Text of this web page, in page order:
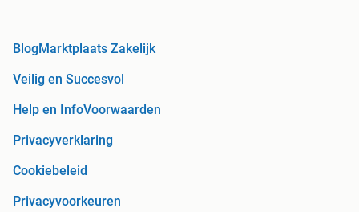
Blog Marktplaats Zakelijk
Veilig en Succesvol
Help en InfoVoorwaarden
Privacyverklaring
Cookiebeleid
Privacyvoorkeuren